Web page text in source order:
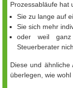
Prozessabläufe hat
Sie zu lange auf
Sie sich mehr
oder weil
Steuerberater
Diese und
überlegen, wie wohl